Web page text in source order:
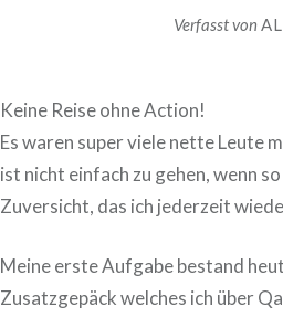
Verfasst von
Keine Reise ohne Action!
Es waren super viele nette Leute
ist nicht einfach zu gehen, wenn
Zuversicht, das ich jederzeit
Meine erste Aufgabe bestand
Zusatzgepäck welches ich über